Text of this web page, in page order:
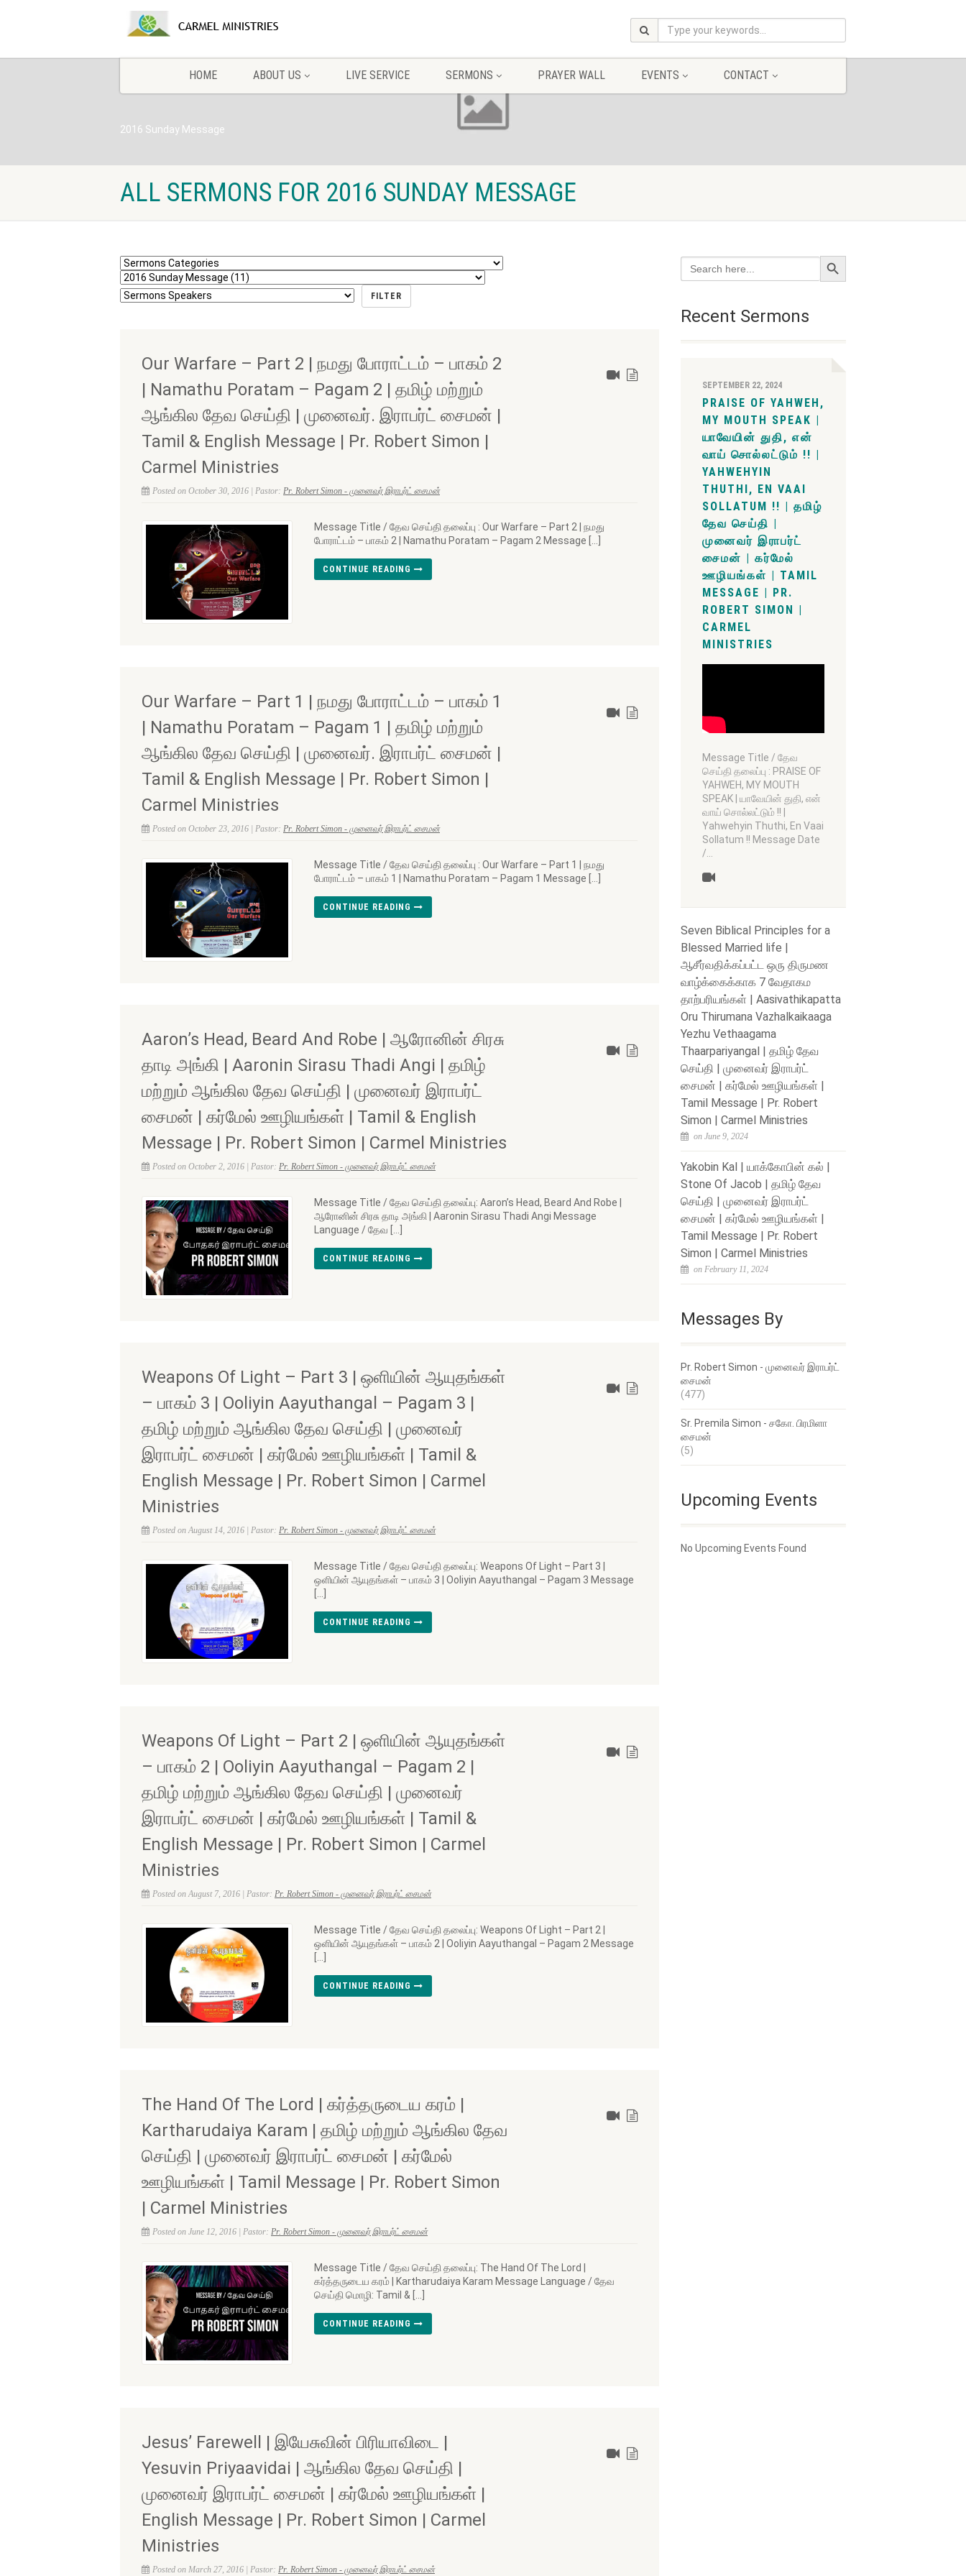
HOME ABOUT US LIVE SERVICE SERMONS PRAYER WALL EVENTS CONTACT
2016 Sunday Message
ALL SERMONS FOR 2016 SUNDAY MESSAGE
Our Warfare – Part 2 | நமது போராட்டம் – பாகம் 2
| Namathu Poratam – Pagam 2 | தமிழ் மற்றும்
ஆங்கில தேவ செய்தி | முனைவர். இராபர்ட் சைமன் |
Tamil & English Message | Pr. Robert Simon |
Carmel Ministries
Posted on October 30, 2016 | Pastor: Pr. Robert Simon - முனைவர் இராபர்ட் சைமன்
Message Title / தேவ செய்தி தலைப்பு : Our Warfare – Part 2 | நமது
போராட்டம் – பாகம் 2 | Namathu Poratam – Pagam 2 Message […]
CONTINUE READING
Our Warfare – Part 1 | நமது போராட்டம் – பாகம் 1
| Namathu Poratam – Pagam 1 | தமிழ் மற்றும்
ஆங்கில தேவ செய்தி | முனைவர். இராபர்ட் சைமன் |
Tamil & English Message | Pr. Robert Simon |
Carmel Ministries
Posted on October 23, 2016 | Pastor: Pr. Robert Simon - முனைவர் இராபர்ட் சைமன்
Message Title / தேவ செய்தி தலைப்பு : Our Warfare – Part 1 | நமது
போராட்டம் – பாகம் 1 | Namathu Poratam – Pagam 1 Message […]
CONTINUE READING
Aaron’s Head, Beard And Robe | ஆரோனின் சிரசு
தாடி அங்கி | Aaronin Sirasu Thadi Angi | தமிழ்
மற்றும் ஆங்கில தேவ செய்தி | முனைவர் இராபர்ட்
சைமன் | கர்மேல் ஊழியங்கள் | Tamil & English
Message | Pr. Robert Simon | Carmel Ministries
Posted on October 2, 2016 | Pastor: Pr. Robert Simon - முனைவர் இராபர்ட் சைமன்
Message Title / தேவ செய்தி தலைப்பு: Aaron’s Head, Beard And Robe |
ஆரோனின் சிரசு தாடி அங்கி | Aaronin Sirasu Thadi Angi Message
Language / தேவ […]
CONTINUE READING
Weapons Of Light – Part 3 | ஒளியின் ஆயுதங்கள்
– பாகம் 3 | Ooliyin Aayuthangal – Pagam 3 |
தமிழ் மற்றும் ஆங்கில தேவ செய்தி | முனைவர்
இராபர்ட் சைமன் | கர்மேல் ஊழியங்கள் | Tamil &
English Message | Pr. Robert Simon | Carmel
Ministries
Posted on August 14, 2016 | Pastor: Pr. Robert Simon - முனைவர் இராபர்ட் சைமன்
Message Title / தேவ செய்தி தலைப்பு: Weapons Of Light – Part 3 |
ஒளியின் ஆயுதங்கள் – பாகம் 3 | Ooliyin Aayuthangal – Pagam 3 Message
CONTINUE READING
Weapons Of Light – Part 2 | ஒளியின் ஆயுதங்கள்
– பாகம் 2 | Ooliyin Aayuthangal – Pagam 2 |
தமிழ் மற்றும் ஆங்கில தேவ செய்தி | முனைவர்
இராபர்ட் சைமன் | கர்மேல் ஊழியங்கள் | Tamil &
English Message | Pr. Robert Simon | Carmel
Ministries
Posted on August 7, 2016 | Pastor: Pr. Robert Simon - முனைவர் இராபர்ட் சைமன்
Message Title / தேவ செய்தி தலைப்பு: Weapons Of Light – Part 2 |
ஒளியின் ஆயுதங்கள் – பாகம் 2 | Ooliyin Aayuthangal – Pagam 2 Message
CONTINUE READING
The Hand Of The Lord | கர்த்தருடைய கரம் |
Kartharudaiya Karam | தமிழ் மற்றும் ஆங்கில தேவ
செய்தி | முனைவர் இராபர்ட் சைமன் | கர்மேல்
ஊழியங்கள் | Tamil Message | Pr. Robert Simon
| Carmel Ministries
Posted on June 12, 2016 | Pastor: Pr. Robert Simon - முனைவர் இராபர்ட் சைமன்
Message Title / தேவ செய்தி தலைப்பு: The Hand Of The Lord |
கர்த்தருடைய கரம் | Kartharudaiya Karam Message Language / தேவ
செய்தி மொழி: Tamil & […]
CONTINUE READING
Jesus’ Farewell | இயேசுவின் பிரியாவிடை |
Yesuvin Priyaavidai | ஆங்கில தேவ செய்தி |
முனைவர் இராபர்ட் சைமன் | கர்மேல் ஊழியங்கள் |
English Message | Pr. Robert Simon | Carmel
Ministries
Posted on March 27, 2016 | Pastor: Pr. Robert Simon - முனைவர் இராபர்ட் சைமன்
Search
for:
Search Button
Recent Sermons
SEPTEMBER 22, 2024
PRAISE OF YAHWEH,
MY MOUTH SPEAK |
யாவேயின் துதி, என்
வாய் சொல்லட்டும் !! |
YAHWEHYIN
THUTHI, EN VAAI
SOLLATUM !! | தமிழ்
தேவ செய்தி |
முனைவர் இராபர்ட்
சைமன் | கர்மேல்
ஊழியங்கள் | TAMIL
MESSAGE | PR.
ROBERT SIMON |
CARMEL
MINISTRIES
Message Title / தேவ
செய்தி தலைப்பு : PRAISE OF
YAHWEH, MY MOUTH
SPEAK | யாவேயின் துதி, என்
வாய் சொல்லட்டும் !! |
Yahwehyin Thuthi, En Vaai
Sollatum !! Message Date
/…
Seven Biblical Principles for a
Blessed Married life |
ஆசீர்வதிக்கப்பட்ட ஒரு திருமண
வாழ்க்கைக்காக 7 வேதாகம
தாற்பரியங்கள் | Aasivathikapatta
Oru Thirumana Vazhalkaikaaga
Yezhu Vethaagama
Thaarpariyangal | தமிழ் தேவ
செய்தி | முனைவர் இராபர்ட்
சைமன் | கர்மேல் ஊழியங்கள் |
Tamil Message | Pr. Robert
Simon | Carmel Ministries
on June 9, 2024
Yakobin Kal | யாக்கோபின் கல் |
Stone Of Jacob | தமிழ் தேவ
செய்தி | முனைவர் இராபர்ட்
சைமன் | கர்மேல் ஊழியங்கள் |
Tamil Message | Pr. Robert
Simon | Carmel Ministries
on February 11, 2024
Messages By
Pr. Robert Simon - முனைவர் இராபர்ட்
சைமன்
(477)
Sr. Premila Simon - சகோ. பிரமிளா
சைமன்
(5)
Upcoming Events
No Upcoming Events Found